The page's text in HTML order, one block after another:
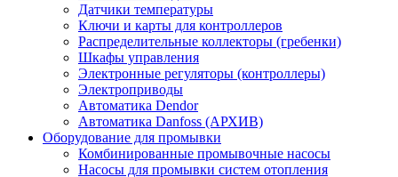
Датчики температуры
Ключи и карты для контроллеров
Распределительные коллекторы (гребенки)
Шкафы управления
Электронные регуляторы (контроллеры)
Электроприводы
Автоматика Dendor
Автоматика Danfoss (АРХИВ)
Оборудование для промывки
Комбинированные промывочные насосы
Насосы для промывки систем отопления